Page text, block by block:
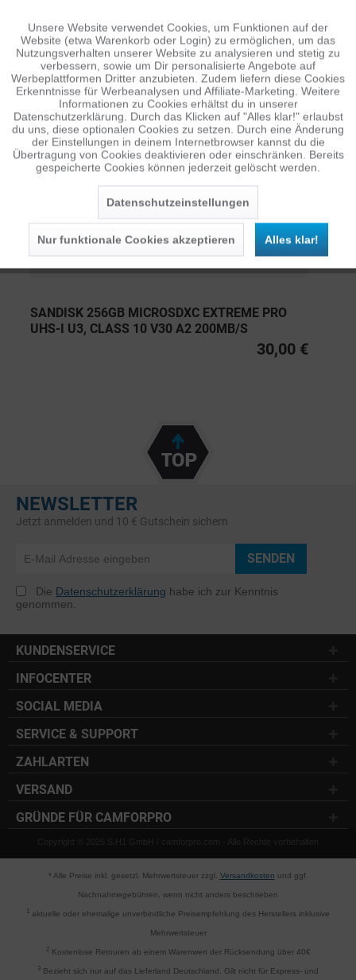
ÄHNLICHE ARTIKEL
Diese Artikel sind dem Produkt ähnlich ...mehr
Persönliche Empfehlungen
SANDISK 256GB MICROSDXC EXTREME PRO
UHS-I U3, CLASS 10 V30 A2 200MB/S
30,00 €
NEWSLETTER
Jetzt anmelden und 10 € Gutschein sichern
SENDEN
Die Datenschutzerklärung habe ich zur Kenntnis
genommen.
KUNDENSERVICE
INFOCENTER
SOCIAL MEDIA
SERVICE & SUPPORT
ZAHLARTEN
VERSAND
GRÜNDE FÜR CAMFORPRO
Copyright © 2025 S.H1 GmbH / camforpro.com - Alle Rechte vorbehalten
* Alle Preise inkl. gesetzl. Mehrwertsteuer zzgl. Versandkosten und ggf.
Nachnahmegebühren, wenn nicht anders beschrieben
aktuelle oder ehemalige unverbindliche Preisempfehlung des Herstellers inklusive
Mehrwertsteuer
2Kostenlose Retouren ab einem Warenwert der Rücksendung über 40€
3 Bezieht sich nur auf das Lieferland Deutschland. Gilt nicht für Express- und
Funktionale Aktiv
Tracking Inaktiv
Personalisierung Inaktiv
Service Inaktiv
Unsere Website verwendet Cookies, um Funktionen auf der
Website (etwa Warenkorb oder Login) zu ermöglichen, um das
Nutzungsverhalten unserer Website zu analysieren und stetig zu
verbessern, sowie um Dir personalisierte Angebote auf
Werbeplattformen Dritter anzubieten. Zudem liefern diese Cookies
Erkenntnisse für Werbeanalysen und Affiliate-Marketing. Weitere
Informationen zu Cookies erhältst du in unserer
Datenschutzerklärung. Durch das Klicken auf "Alles klar!" erlaubst
du uns, diese optionalen Cookies zu setzen. Durch eine Änderung
der Einstellungen in deinem Internetbrowser kannst du die
Übertragung von Cookies deaktivieren oder einschränken. Bereits
gespeicherte Cookies können jederzeit gelöscht werden.
Datenschutzeinstellungen
Nur funktionale Cookies akzeptieren Alles klar!